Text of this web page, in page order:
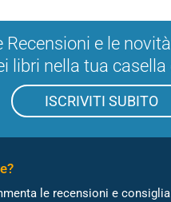
Recensioni e le
libri nella tua casella
ISCRIVITI SUBITO
le recensioni e